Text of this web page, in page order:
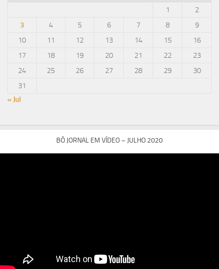
1
2
3
4 5 6 7 8
9
10
11 12 13 14 15
16
17
18 19 20 21 22
23
24
25 26 27 28 29
30
31
« Jul
BÔ JORNAL EM VÍDEO – JULHO 2020